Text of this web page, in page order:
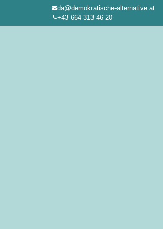
da@demokratische-alternative.at
+43 664 313 46 20